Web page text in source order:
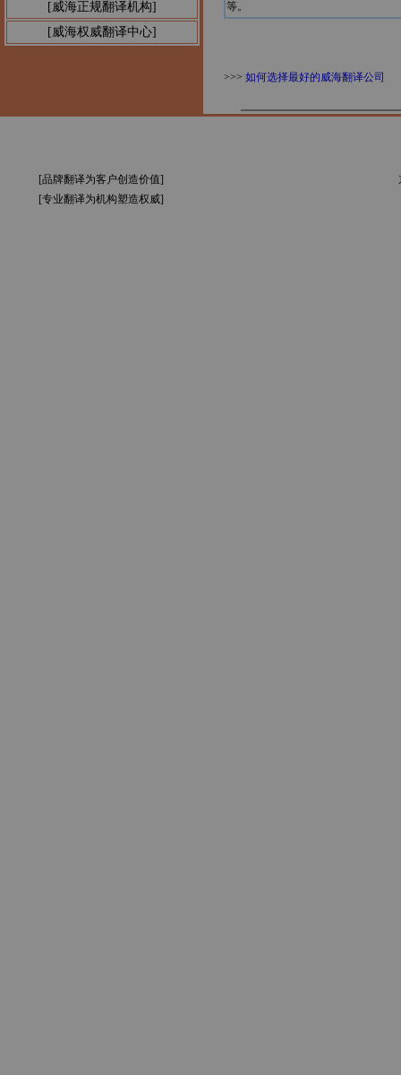
[威海正规翻译机构]
[威海权威翻译中心]
等。
>>> 如何选择最好的威海翻译公司
[品牌翻译为客户创造价值]
[专业翻译为机构塑造权威]